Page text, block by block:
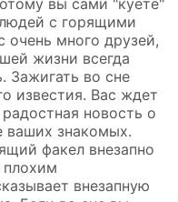
с горящими
очень много друзей,
жизни всегда
Зажигать во сне
известия. Вас ждет
новость о
ваших знакомых.
факел внезапно
плохим
внезапную